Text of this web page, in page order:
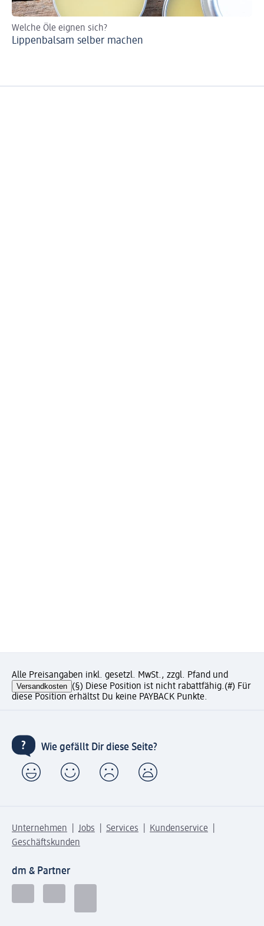
Welche Öle eignen sich?
Lippenbalsam selber machen
Alle Preisangaben inkl. gesetzl. MwSt., zzgl. Pfand und
Versandkosten (§) Diese Position ist nicht rabattfähig.(#) Für
diese Position erhältst Du keine PAYBACK Punkte.
Wie gefällt Dir diese Seite?
Unternehmen Jobs Services
Kundenservice
Geschäftskunden
dm & Partner